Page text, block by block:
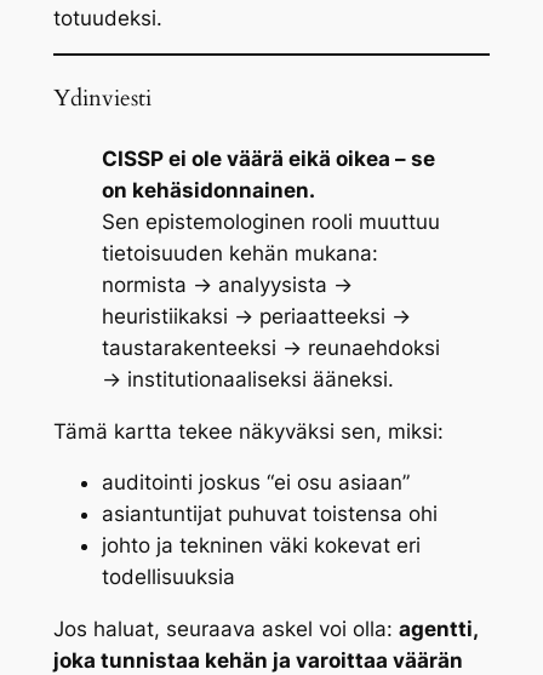
totuudeksi.
Ydinviesti
CISSP ei ole väärä eikä oikea – se
on kehäsidonnainen.
Sen epistemologinen rooli muuttuu
tietoisuuden kehän mukana:
normista → analyysista →
heuristiikaksi → periaatteeksi →
taustarakenteeksi → reunaehdoksi
→ institutionaaliseksi ääneksi.
Tämä kartta tekee näkyväksi sen, miksi:
auditointi joskus “ei osu asiaan”
asiantuntijat puhuvat toistensa ohi
johto ja tekninen väki kokevat eri
todellisuuksia
Jos haluat, seuraava askel voi olla: agentti,
joka tunnistaa kehän ja varoittaa väärän